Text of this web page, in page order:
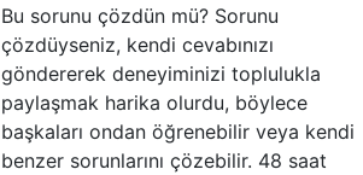
Bu sorunu çözdün mü? Sorunu
çözdüyseniz, kendi cevabınızı
göndererek deneyiminizi toplulukla
paylaşmak harika olurdu, böylece
başkaları ondan öğrenebilir veya kendi
benzer sorunlarını çözebilir. 48 saat